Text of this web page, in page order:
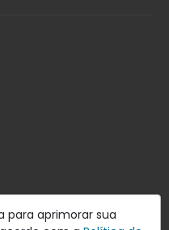
para aprimorar sua